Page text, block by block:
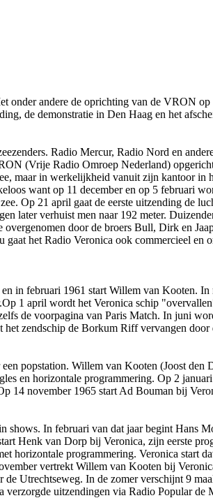
o­nder andere de oprichting van de VRON
de demonstratie in Den Haag en het
Radio Mercur, Radio Nord en
(Vrije Radio Omroep Nederland)
maar in werkelijkheid vanuit zijn kantoor
want op 11 december en op 5 februari
Op 21 april gaat de eerste uitzending de
later verhuist men naar 192 meter.
door de broers Bull, Dirk en
het Radio Veronica ook commercieel
in februari 1961 start Willem van Kooten.
1 april wordt het Veronica schip
de voorpagina van Paris Match. In juni
zendschip de Borkum Riff vervangen door
popstation. Willem van Kooten (Joost
en horizontale programmering. Op 2
14 november 1965 start Ad Bouman bij
shows. In februari van dat jaar begint Hans
Henk van Dorp bij Veronica, zijn eerste
horizontale programmering. Veronica start
vertrekt Willem van Kooten bij
Utrechtseweg. In de zomer verschijnt 9
verzorgde uitzendingen via Radio Popular